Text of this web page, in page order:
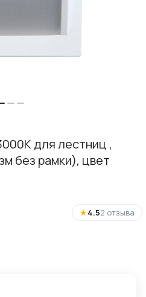
для лестниц ,
без рамки), цвет
★4.52 отзыва